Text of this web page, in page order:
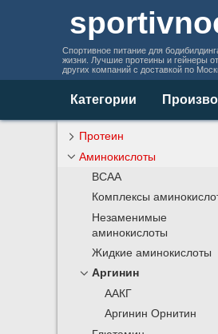
Спортивное питание для
жизни. Лучшие протеины и гейнеры
других компаний с доставкой по
Категории
Протеин
Аминокислоты
BCAA
Комплексы
Незаменимые
аминокислоты
Жидкие аминокислоты
Аргинин
ААКГ
Аргинин Орнитин